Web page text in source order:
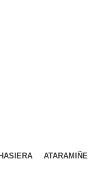
HASIERA ATARAMIÑE